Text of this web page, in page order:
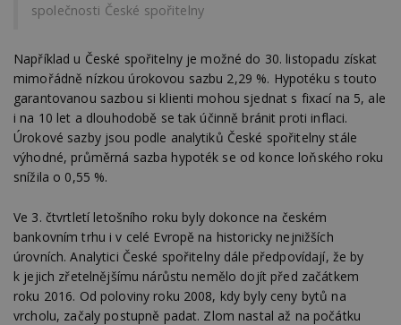
společnosti České spořitelny
Například u České spořitelny je možné do 30. listopadu získat
mimořádně nízkou úrokovou sazbu 2,29 %. Hypotéku s touto
garantovanou sazbou si klienti mohou sjednat s fixací na 5, ale
i na 10 let a dlouhodobě se tak účinně bránit proti inflaci.
Úrokové sazby jsou podle analytiků České spořitelny stále
výhodné, průměrná sazba hypoték se od konce loňského roku
snížila o 0,55 %.
Ve 3. čtvrtletí letošního roku byly dokonce na českém
bankovním trhu i v celé Evropě na historicky nejnižších
úrovních. Analytici České spořitelny dále předpovídají, že by
k jejich zřetelnějšímu nárůstu nemělo dojít před začátkem
roku 2016. Od poloviny roku 2008, kdy byly ceny bytů na
vrcholu, začaly postupně padat. Zlom nastal až na počátku